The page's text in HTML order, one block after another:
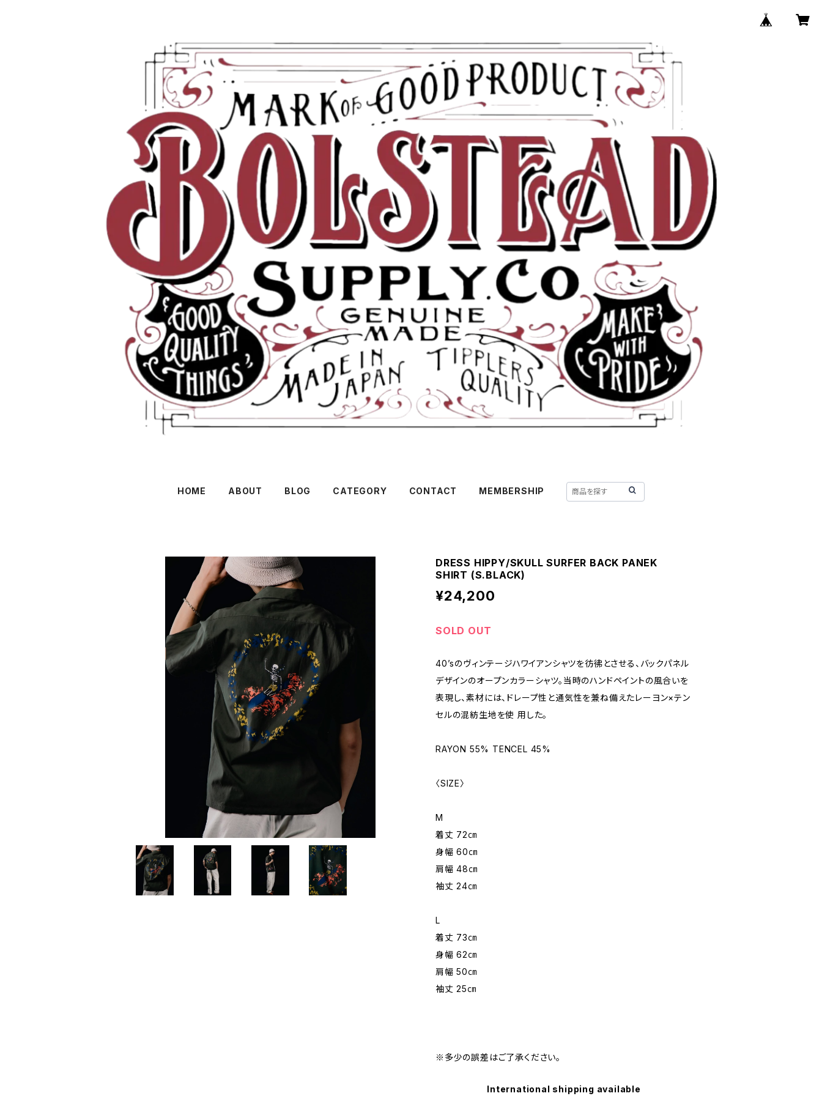
HOME ABOUT BLOG CATEGORY CONTACT MEMBERSHIP
DRESS HIPPY/SKULL SURFER BACK PANEK
SHIRT (S.BLACK)
¥24,200
SOLD OUT
40’sのヴィンテージハワイアンシャツを彷彿とさせる、バックパネル
デザインのオープンカラーシャツ。当時のハンドペイントの風合いを
表現し、素材には、ドレープ性と通気性を兼ね備えたレーヨン×テン
セルの混紡生地を使 用した。
RAYON 55% TENCEL 45%
〈SIZE〉
M
着丈 72㎝
身幅 60㎝
肩幅 48㎝
袖丈 24㎝
L
着丈 73㎝
身幅 62㎝
肩幅 50㎝
袖丈 25㎝
※多少の誤差はご了承ください。
International shipping available